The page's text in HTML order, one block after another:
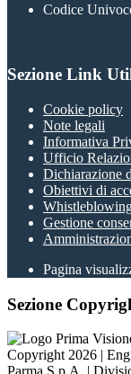
Codice
Sezione Link
Cookie policy
Note legali
Informativa
Ufficio
Dichiarazione
Obiettivi di
Gestione
Pagina
Sezione
Copyright 2026 |